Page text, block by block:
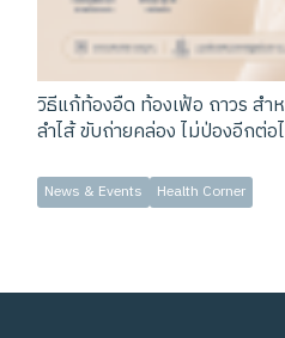
วิธีแก้ท้องอืด ท้องเฟ้อ ถาวร สำ
ลำไส้ ขับถ่ายคล่อง ไม่ป่องอีกต่อ
News & Events Health Corner